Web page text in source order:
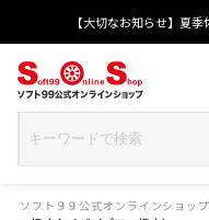
【大切なお知らせ】夏
ソフト９９公式オンラインショップ